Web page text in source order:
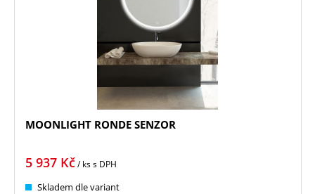
MOONLIGHT RONDE SENZOR
5 937 Kč/ kss DPH
Skladem dle variant